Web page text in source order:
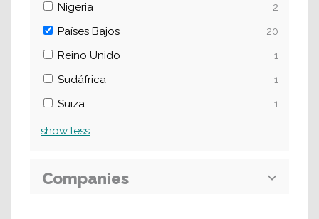
Nigeria
2
Países Bajos
20
Reino Unido
1
Sudáfrica
1
Suiza
1
show less
Companies